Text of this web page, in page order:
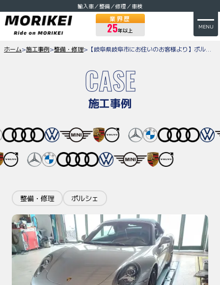
輸入車／整備／修理／車検
業界歴
25年以上
MENU
ホーム>施工事例>整備・修理>
CASE
施工事例
整備・修理 ポルシェ